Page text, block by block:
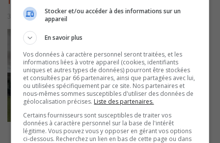
30 août 2016 | Par Journaliste CJSO
Stocker et/ou accéder à des informations sur un
appareil
En savoir plus
Vos données à caractère personnel seront traitées, et les
informations liées à votre appareil (cookies, identifiants
uniques et autres types de données) pourront être stockées
et consultées par 66 partenaires, ainsi que partagées avec lui,
ou utilisées spécifiquement par ce site. Nos partenaires et
nous-mêmes sommes susceptibles d'utiliser des données de
géolocalisation précises. Liste des partenaires.
Certains fournisseurs sont susceptibles de traiter vos
données à caractère personnel sur la base de l'intérêt
légitime. Vous pouvez vous y opposer en gérant vos options
ci-dessous. Recherchez un lien en bas de cette page ou dans